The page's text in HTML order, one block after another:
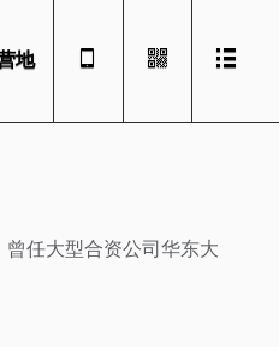
地
任大型合资公司华东大